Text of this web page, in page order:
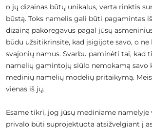
o jų dizainas būtų unikalus, verta rinktis
būstą. Toks namelis gali būti pagamintas
dizainą pakoregavus pagal jūsų
būdu užsitikrinsite, kad įsigijote savo, o ne
svajonių namus. Svarbu paminėti tai, kad
namelių gamintojų siūlo nemokamą savo
medinių namelių modelių pritaikymą.
vienas iš jų.
Esame tikri, jog jūsų mediniame namelyje
privalo būti suprojektuota atsižvelgiant į